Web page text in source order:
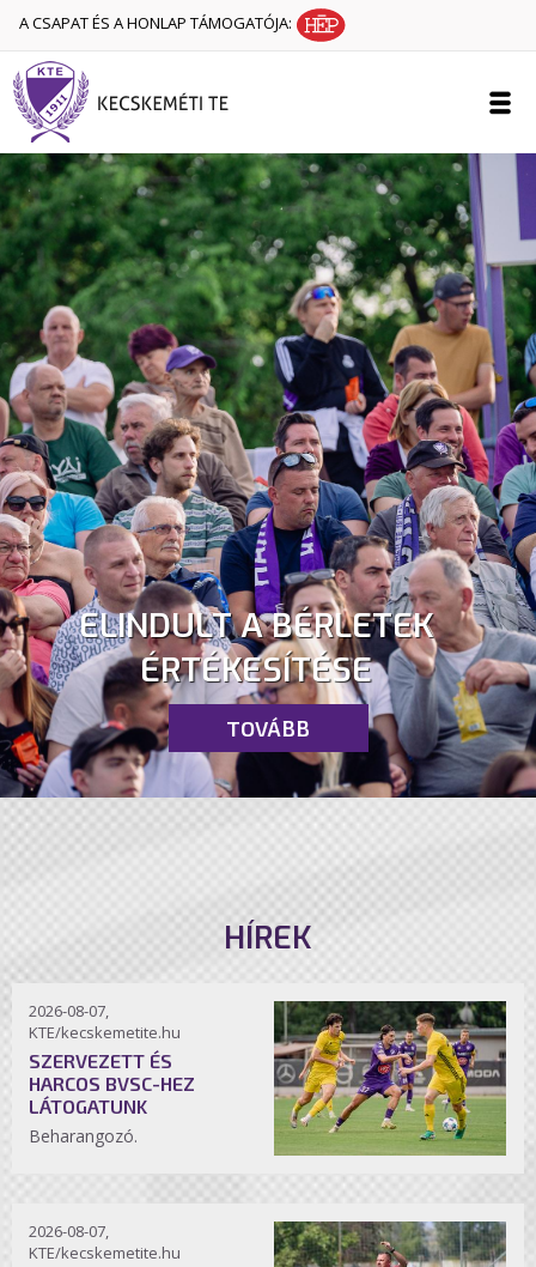
A CSAPAT ÉS A HONLAP TÁMOGATÓJA:
ELINDULT A BÉRLETEK
ÉRTÉKESÍTÉSE
TOVÁBB
HÍREK
2026-08-07,
KTE/kecskemetite.hu
SZERVEZETT ÉS
HARCOS BVSC-HEZ
LÁTOGATUNK
Beharangozó.
2026-08-07,
KTE/kecskemetite.hu